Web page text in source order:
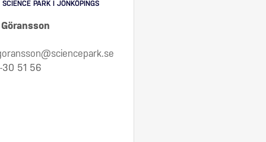
PARK I JÖNKÖPINGS
51 56